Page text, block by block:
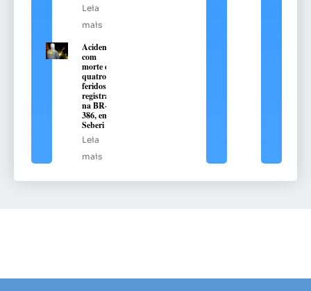
Leia
mais
Acidente
com
morte e
quatro
feridos é
registrado
na BR-
386, em
Seberi
Leia
mais